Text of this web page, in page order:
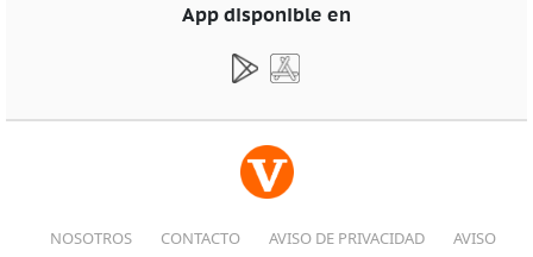
App disponible en
NOSOTROS CONTACTO AVISO DE PRIVACIDAD
AVISO